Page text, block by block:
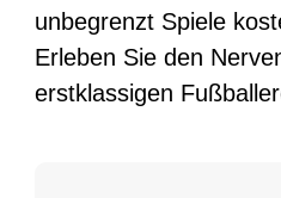
unbegrenzt Spiele
Erleben Sie den
erstklassigen